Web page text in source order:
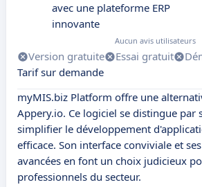
avec une plateforme ERP
innovante
Aucun avis utilisateurs
Version gratuite Essai gratuit
Tarif sur demande
myMIS.biz Platform offre une
Appery.io. Ce logiciel se distingue par
simplifier le développement
efficace. Son interface conviviale et
avancées en font un choix judicieux
professionnels du secteur.